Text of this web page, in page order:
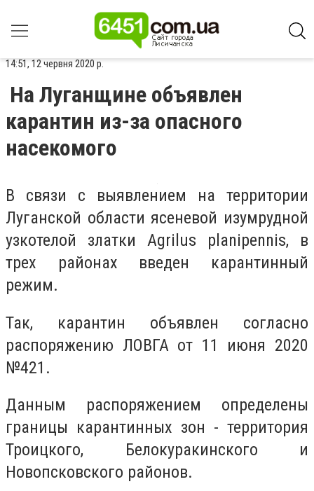
14:51, 12 червня 2020 р.
На Луганщине объявлен
карантин из-за опасного
насекомого
В связи с выявлением на территории
Луганской области ясеневой изумрудной
узкотелой златки Agrilus planipennis, в
трех районах введен карантинный
режим.
Так, карантин объявлен согласно
распоряжению ЛОВГА от 11 июня 2020
№421.
Данным распоряжением определены
границы карантинных зон - территория
Троицкого, Белокуракинского и
Новопсковского районов.